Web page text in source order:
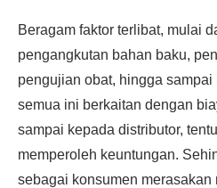
Beragam faktor terlibat, mulai
pengangkutan bahan baku,
pengujian obat, hingga
semua ini berkaitan dengan
sampai kepada distributor,
memperoleh keuntungan.
sebagai konsumen merasakan